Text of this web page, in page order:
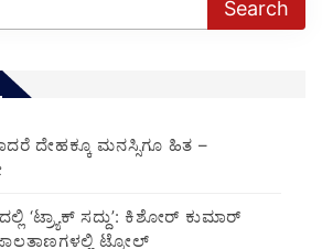
ದೇಹಕ್ಕೂ ಮನಸ್ಸಿಗೂ ಹಿತ –
‘ಟ್ರ್ಯಾಕ್ ಸದ್ದು’: ಕಿಶೋರ್ ಕುಮಾರ್
ಟ್ರೋಲ್